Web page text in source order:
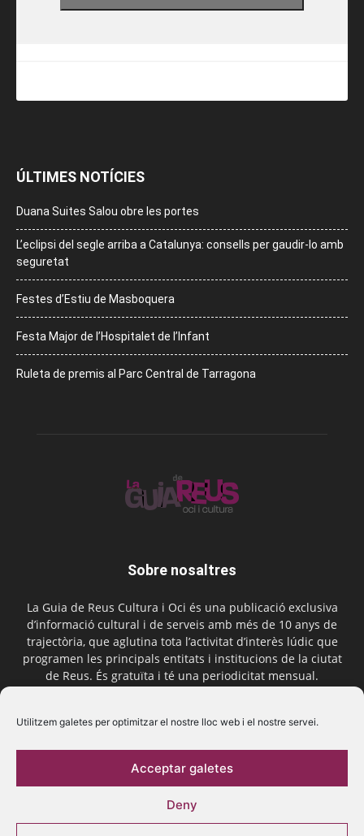
Utilitzem galetes per optimitzar el nostre lloc web i el nostre servei.
Acceptar galetes
Deny
ÚLTIMES NOTÍCIES
Duana Suites Salou obre les portes
L’eclipsi del segle arriba a Catalunya: consells per gaudir-lo amb
seguretat
Festes d’Estiu de Masboquera
Festa Major de l’Hospitalet de l’Infant
Ruleta de premis al Parc Central de Tarragona
Sobre nosaltres
La Guia de Reus Cultura i Oci és una publicació exclusiva
d’informació cultural i de serveis amb més de 10 anys de
trajectòria, que aglutina tota l’activitat d’interès lúdic que
programen les principals entitats i institucions de la ciutat
de Reus. És gratuïta i té una periodicitat mensual.
Segueix-nos